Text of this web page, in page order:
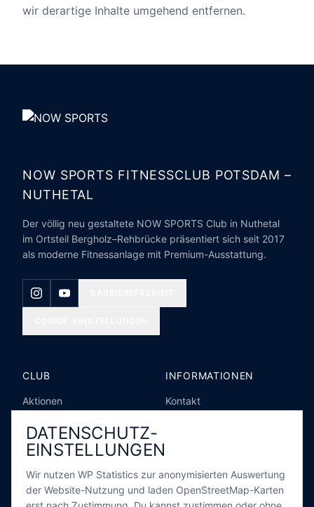
wir derartige Inhalte umgehend entfernen.
NOW SPORTS FITNESSCLUB POTSDAM –
NUTHETAL
Der völlig neu gestaltete NOW SPORTS Club in Nuthetal
im Ortsteil Bergholz–Rehbrücke präsentiert sich seit 2017
als moderne Fitnessanlage mit Premium-Ausstattung.
CLUB
Aktionen
Kursplan
Preise
Squash
Personal Training
INFORMATIONEN
Kontakt
AGB
DATENSCHUTZ-
EINSTELLUNGEN
Wir nutzen WP Statistics zur anonymisierten Auswertung
der Website-Nutzung und laden OpenStreetMap-Karten